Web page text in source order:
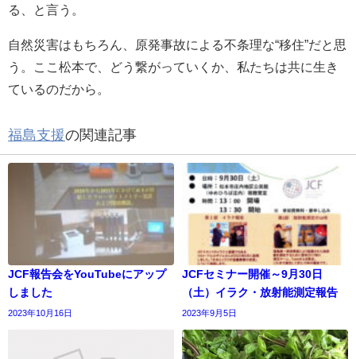
る、と言う。
自然災害はもちろん、原発事故による不条理な“移住”だと思
う。ここ松本で、どう繋がっていくか、私たちは共に生き
ているのだから。
福島支援の関連記事
JCF報告会をYouTubeにアップ
しました
2023年10月16日
JCFセミナー開催～9月30日
（土）イラク・放射能測定報告
2023年9月5日